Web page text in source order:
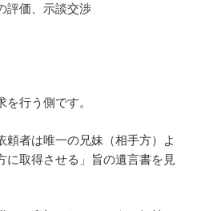
評価、示談交渉
行う側です。
頼者は唯一の兄妹（相手方）よ
に取得させる」旨の遺言書を見